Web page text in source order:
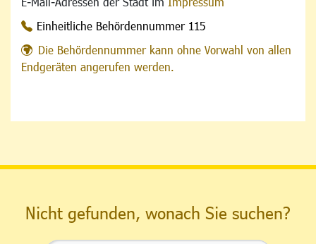
Einheitliche Behördennummer 115
Die Behördennummer kann ohne Vorwahl von allen
Endgeräten angerufen werden.
Nicht gefunden, wonach Sie suchen?